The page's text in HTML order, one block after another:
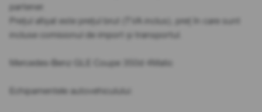
partener.
Prețul afișat este prețul brut (TVA inclus), preț în care sunt
incluse comisionul de import și transportul.
Mercedes-Benz GLE Coupe 350d 4Matic
Echipamentele autovehiculului: